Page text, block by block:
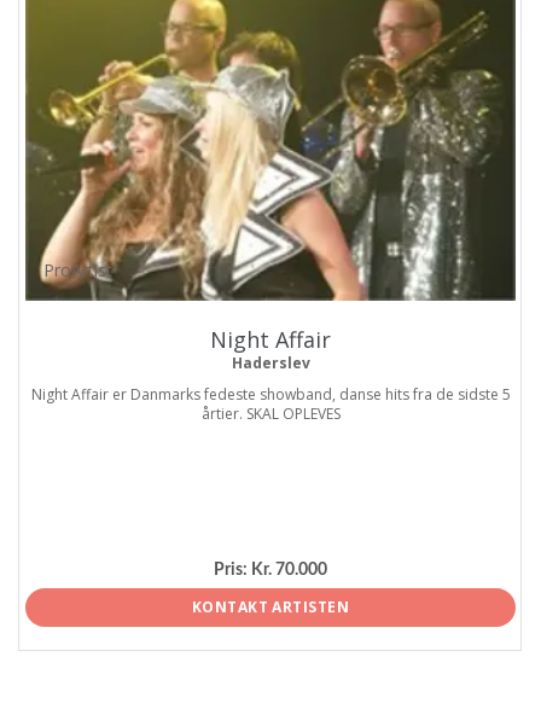
ProArtist
Night Affair
Haderslev
Night Affair er Danmarks fedeste showband, danse hits fra de sidste 5
årtier. SKAL OPLEVES
Pris: Kr. 70.000
KONTAKT ARTISTEN